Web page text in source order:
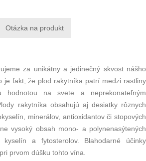
za unikátny a jedinečný skvost nášho
je fakt, že plod rakytníka patrí medzi rastliny
hodnotou na svete a neprekonateľným
rakytníka obsahujú aj desiatky rôznych
minerálov, antioxidantov či stopových
vysoký obsah mono- a polynenasýtených
kyselín a fytosterolov. Blahodarné účinky
prvom dúšku tohto vína.